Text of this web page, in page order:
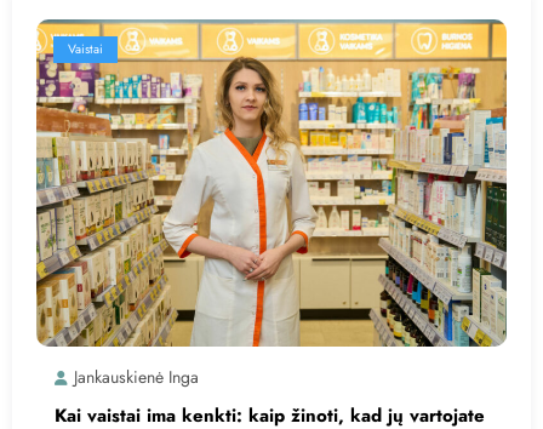
Vaistai
Jankauskienė Inga
Kai vaistai ima kenkti: kaip žinoti, kad jų vartojate